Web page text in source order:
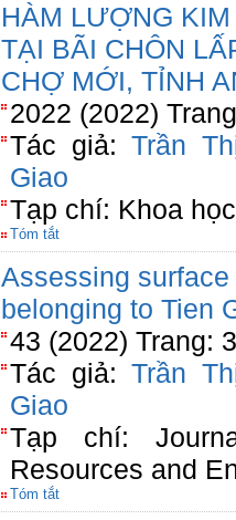
HÀM LƯỢNG
TẠI BÃI CHÔN
CHỢ MỚI, TỈNH
2022 (2022)
Tác giả:Trần
Giao
Tạp chí: Khoa
Tóm tắt
Assessing
belonging to Tien
43 (2022) Trang:
Tác giả:Trần
Giao
Tạp chí:
Resources and
Tóm tắt